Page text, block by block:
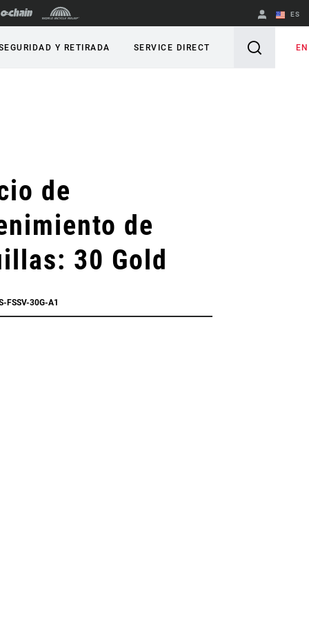
ES
English
Y RETIRADA SERVICE DIRECT
de
de
30 Gold
FSSV-30G-A1